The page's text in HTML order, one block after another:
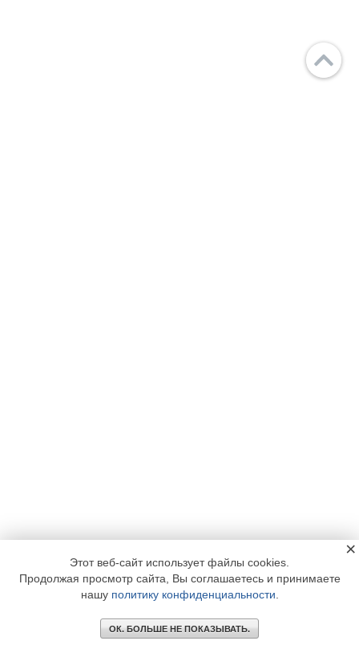
Этот веб-сайт использует файлы cookies.
Продолжая просмотр сайта, Вы соглашаетесь и принимаете
нашу политику конфиденциальности
ОК. БОЛЬШЕ НЕ ПОКАЗЫВАТЬ.
×